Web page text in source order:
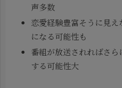
声多数
恋愛経験豊富そうに見え
になる可能性も
番組が放送されればさ
する可能性大